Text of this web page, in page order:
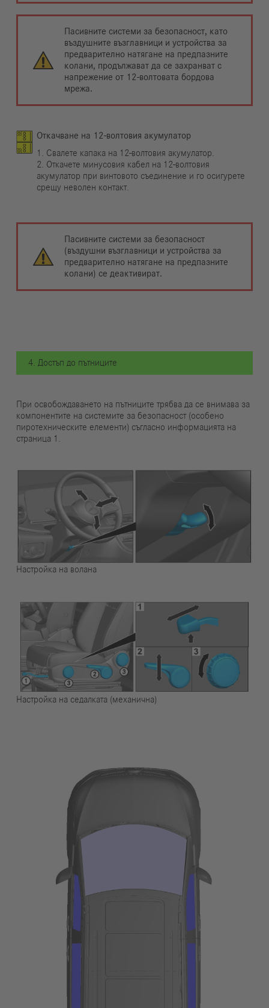
Пасивните системи за безопасност, като
въздушните възглавници и устройства за
предварително натягане на предпазните
колани, продължават да се захранват с
напрежение от 12-волтовата бордова
мрежа.
Откачване на 12-волтовия акумулатор
1. Свалете капака на 12-волтовия акумулатор.
2. Откачете минусовия кабел на 12-волтовия
акумулатор при винтовото съединение и го осигурете
срещу неволен контакт.
Пасивните системи за безопасност
(въздушни възглавници и устройства за
предварително натягане на предпазните
колани) се деактивират.
4. Достъп до пътниците
При освобождаването на пътниците трябва да се внимава за
компонентите на системите за безопасност (особено
пиротехническите елементи) съгласно информацията на
страница 1.
Настройка на волана
Настройка на седалката (механична)